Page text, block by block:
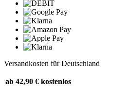
Versandkosten für Deutschland
ab 42,90 € kostenlos